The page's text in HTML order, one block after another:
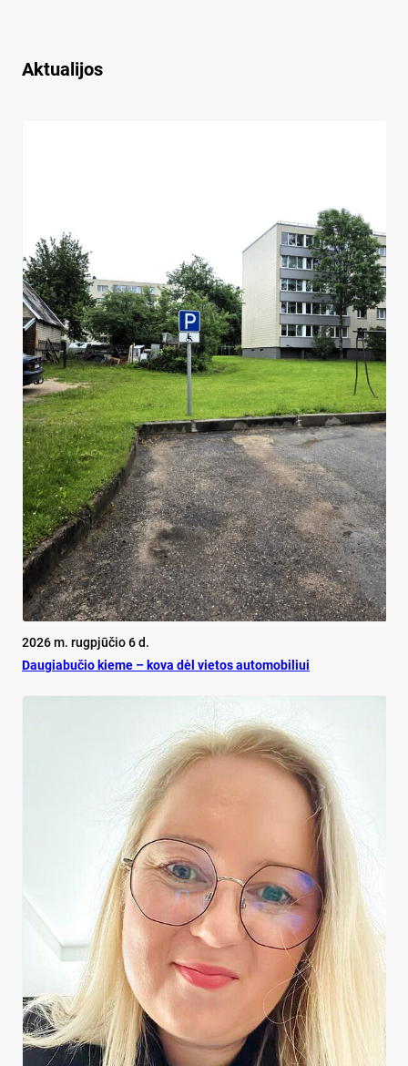
Aktualijos
2026 m. rugpjūčio 6 d.
Dau­gia­bu­čio kie­me – ko­va dėl vie­tos au­to­mo­bi­liui